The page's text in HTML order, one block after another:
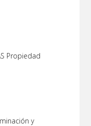
Propiedad
y